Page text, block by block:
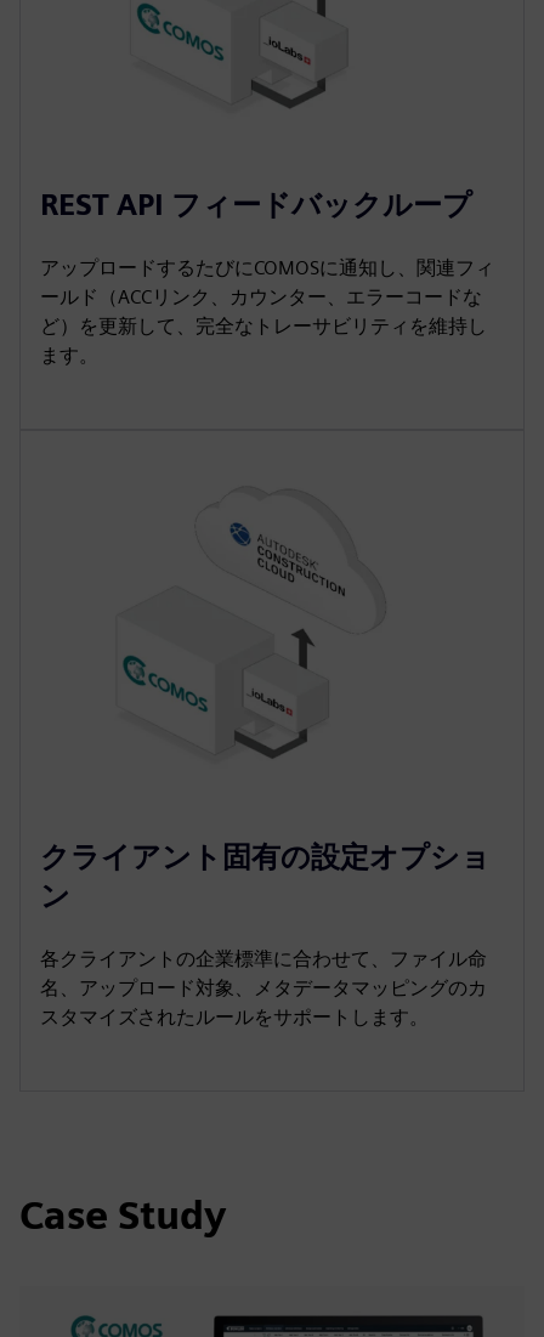
REST API フィードバックループ
アップロードするたびにCOMOSに通知し、関連フィ
ールド（ACCリンク、カウンター、エラーコードな
ど）を更新して、完全なトレーサビリティを維持し
ます。
クライアント固有の設定オプショ
ン
各クライアントの企業標準に合わせて、ファイル命
名、アップロード対象、メタデータマッピングのカ
スタマイズされたルールをサポートします。
Case Study